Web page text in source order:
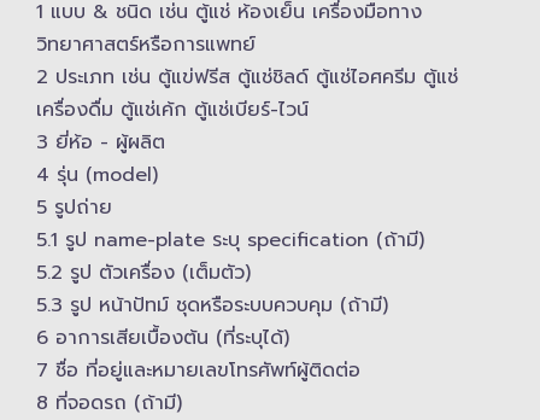
1 แบบ & ​ชนิด เช่น ตู้แช่ ห้องเย็น เครื่องมือทาง
วิทยาศาสตร์​หรือการแพทย์
2 ประเภท เช่น ตู้แข่ฟรีส ตู้แช่ชิลด์ ตู้แช่ไอศครีม ตู้แช่
เครื่องดื่ม ตู้แช่เค้ก ตู้แช่เบียร์-ไวน์
3 ยี่ห้อ -​ ผู้ผลิต
4 รุ่น (model)
5 รูปถ่าย
5.1 รูป name-plate ระบุ specification (ถ้ามี)
5.2 รูป ตัวเครื่อง (เต็มตัว)
5.3 รูป หน้าปัทม์ ชุดหรือระบบควบคุม (ถ้ามี)​
6 อาการเสียเบื้องต้น (ที่ระบุได้)
7 ชื่อ ที่อยู่และ​หมายเลขโทรศัพท์​ผู้ติดต่อ
8 ที่จอดรถ (ถ้ามี)​